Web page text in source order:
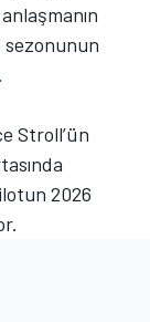
sezonunun
Stroll’ün
2026